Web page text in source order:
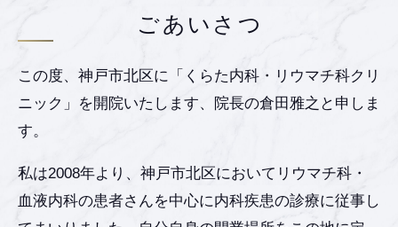
ごあいさつ
この度、神戸市北区に「くらた内科・リウマチ科クリ
ニック」を開院いたします、院長の倉田雅之と申しま
す。
私は2008年より、神戸市北区においてリウマチ科・
血液内科の患者さんを中心に内科疾患の診療に従事し